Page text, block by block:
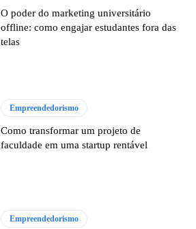
O poder do marketing universitário
offline: como engajar estudantes fora das
telas
Empreendedorismo
Como transformar um projeto de
faculdade em uma startup rentável
Empreendedorismo